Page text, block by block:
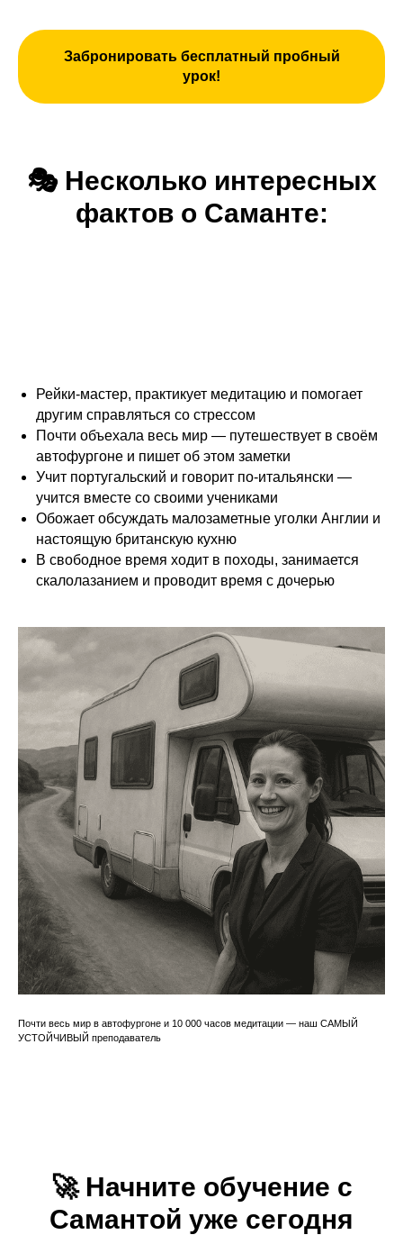
Забронировать бесплатный пробный
урок!
🎭 Несколько интересных
фактов о Саманте:
Рейки-мастер, практикует медитацию и помогает
другим справляться со стрессом
Почти объехала весь мир — путешествует в своём
автофургоне и пишет об этом заметки
Учит португальский и говорит по-итальянски —
учится вместе со своими учениками
Обожает обсуждать малозаметные уголки Англии и
настоящую британскую кухню
В свободное время ходит в походы, занимается
скалолазанием и проводит время с дочерью
Почти весь мир в автофургоне и 10 000 часов медитации — наш САМЫЙ
УСТОЙЧИВЫЙ преподаватель
🚀 Начните обучение с
Самантой уже сегодня